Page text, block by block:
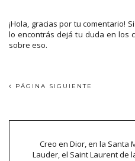
¡Hola, gracias por tu comentario!
lo encontrás dejá tu duda en los
sobre eso.
PÁGINA SIGUIENTE
Creo en Dior, en la Santa
Lauder, el Saint Laurent de